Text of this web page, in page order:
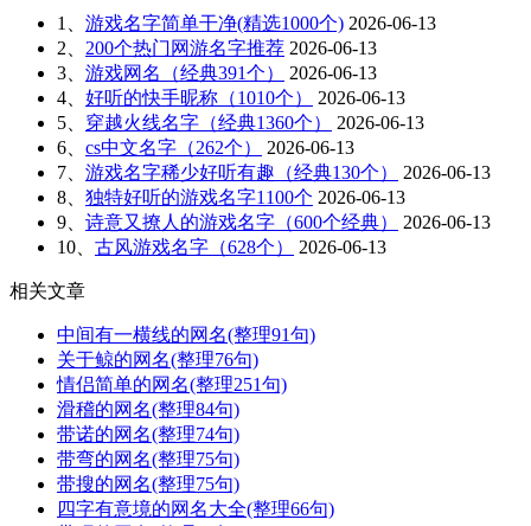
1、 游戏名字简单干净(精选1000个) 2026-06-13
2、 200个热门网游名字推荐 2026-06-13
3、 游戏网名（经典391个）
2026-06-13
4、 好听的快手昵称（1010个）
2026-06-13
5、 穿越火线名字（经典1360个）
2026-06-13
6、 cs中文名字（262个）
2026-06-13
7、 游戏名字稀少好听有趣（经典130个）
2026-06-13
8、 独特好听的游戏名字1100个 2026-06-13
9、 诗意又撩人的游戏名字（600个经典）
2026-06-13
10、 古风游戏名字（628个） 2026-06-13
相关文章
中间有一横线的网名(整理91句)
关于鲸的网名(整理76句)
情侣简单的网名(整理251句)
滑稽的网名(整理84句)
带诺的网名(整理74句)
带弯的网名(整理75句)
带搜的网名(整理75句)
四字有意境的网名大全(整理66句)